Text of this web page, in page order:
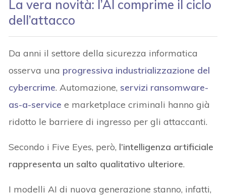
La vera novità: l’AI comprime il ciclo
dell’attacco
Da anni il settore della sicurezza informatica
osserva una progressiva industrializzazione del
cybercrime. Automazione, servizi ransomware-
as-a-service e marketplace criminali hanno già
ridotto le barriere di ingresso per gli attaccanti.
Secondo i Five Eyes, però, l’intelligenza artificiale
rappresenta un salto qualitativo ulteriore.
I modelli AI di nuova generazione stanno, infatti,